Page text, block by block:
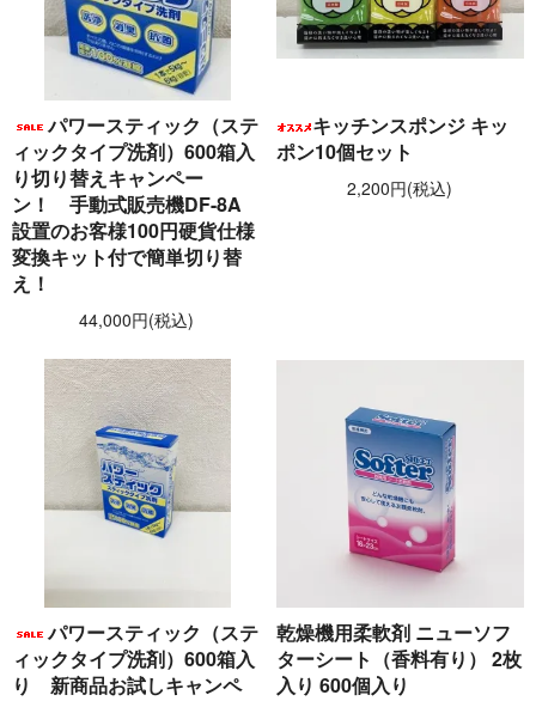
パワースティック（ステ
ィックタイプ洗剤）600箱入
り切り替えキャンペー
ン！ 手動式販売機DF-8A
設置のお客様100円硬貨仕様
変換キット付で簡単切り替
え！
44,000円(税込)
キッチンスポンジ キッ
ポン10個セット
2,200円(税込)
パワースティック（ステ
ィックタイプ洗剤）600箱入
り 新商品お試しキャンペ
乾燥機用柔軟剤 ニューソフ
ターシート（香料有り） 2枚
入り 600個入り